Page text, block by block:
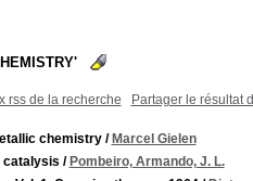
rss de la recherche Partager le résultat
chemistry/ Marcel Gielen
catalysis / Pombeiro, Armando, J. L.